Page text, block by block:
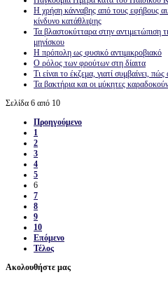
Η χρήση κάνναβης από τους εφήβους
κίνδυνο κατάθλιψης
Τα βλαστοκύτταρα στην αντιμετώπιση
μηνίσκου
Η πρόπολη ως φυσικό αντιμικροβιακό
Ο ρόλος των φρούτων στη δίαιτα
Τι είναι το έκζεμα, γιατί συμβαίνει, πώς
Τα βακτήρια και οι μύκητες
Σελίδα 6 από 10
Προηγούμενο
1
2
3
4
5
6
7
8
9
10
Επόμενο
Τέλος
Ακολουθήστε μας